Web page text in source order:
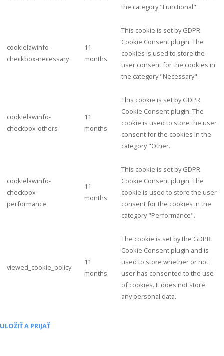
the category "Functional".
cookielawinfo-
checkbox-necessary
11
months
This cookie is set by GDPR
Cookie Consent plugin. The
cookies is used to store the
user consent for the cookies in
the category "Necessary".
cookielawinfo-
checkbox-others
11
months
This cookie is set by GDPR
Cookie Consent plugin. The
cookie is used to store the user
consent for the cookies in the
category "Other.
cookielawinfo-
checkbox-
performance
11
months
This cookie is set by GDPR
Cookie Consent plugin. The
cookie is used to store the user
consent for the cookies in the
category "Performance".
viewed_cookie_policy
11
months
The cookie is set by the GDPR
Cookie Consent plugin and is
used to store whether or not
user has consented to the use
of cookies. It does not store
any personal data.
ULOŽIŤ A PRIJAŤ